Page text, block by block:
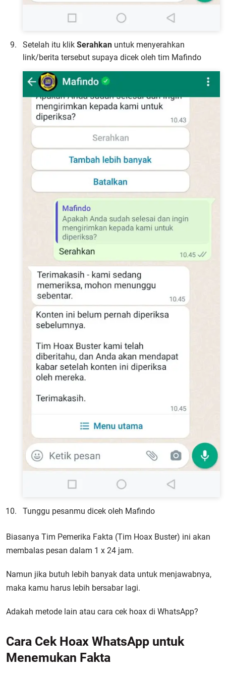
Setelah itu klik Serahkan untuk menyerahkan
link/berita tersebut supaya dicek oleh tim Mafindo
Tunggu pesanmu dicek oleh Mafindo
Biasanya Tim Pemerika Fakta (Tim Hoax Buster) ini akan
membalas pesan dalam 1 x 24 jam.
Namun jika butuh lebih banyak data untuk menjawabnya,
maka kamu harus lebih bersabar lagi.
Adakah metode lain atau cara cek hoax di WhatsApp?
Cara Cek Hoax WhatsApp untuk
Menemukan Fakta